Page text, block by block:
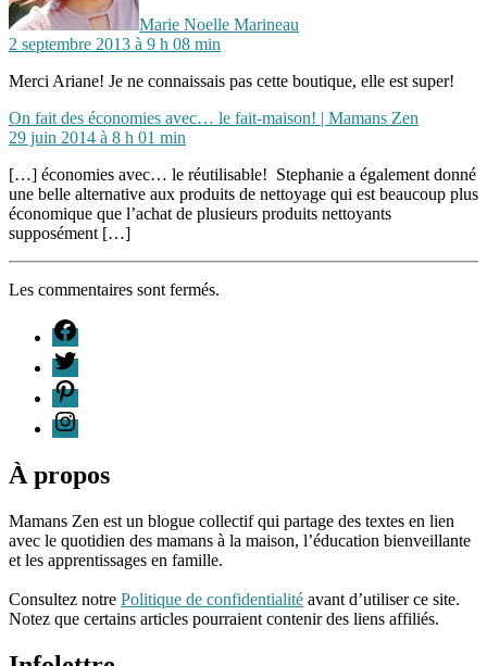
Marie Noelle Marineau
2 septembre 2013 à 9 h 08 min
Merci Ariane! Je ne connaissais pas cette boutique, elle est super!
On fait des économies avec… le fait-maison! | Mamans Zen
29 juin 2014 à 8 h 01 min
[…] économies avec… le réutilisable! Stephanie a également donné
une belle alternative aux produits de nettoyage qui est beaucoup plus
économique que l’achat de plusieurs produits nettoyants
supposément […]
Les commentaires sont fermés.
F
T
P
I
À propos
Mamans Zen est un blogue collectif qui partage des textes en lien
avec le quotidien des mamans à la maison, l’éducation bienveillante
et les apprentissages en famille.
Consultez notre Politique de confidentialité avant d’utiliser ce site.
Notez que certains articles pourraient contenir des liens affiliés.